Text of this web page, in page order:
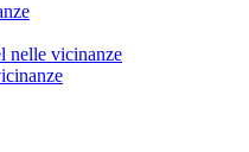
nelle vicinanze